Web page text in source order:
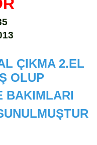
ÇIKMA 2.EL
OLUP
BAKIMLARI